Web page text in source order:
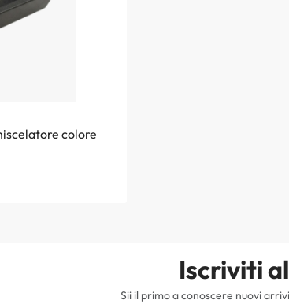
colore
Iscriviti
Sii il primo a conoscere nuovi